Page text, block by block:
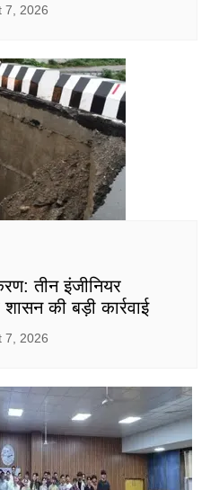
7, 2026
तीन इंजीनियर
की बड़ी कार्रवाई
7, 2026